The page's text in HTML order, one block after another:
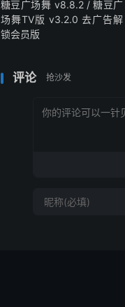
糖豆广场舞 v8.8.2 / 糖豆广
场舞TV版 v3.2.0 去广告解
锁会员版
评论 抢沙发